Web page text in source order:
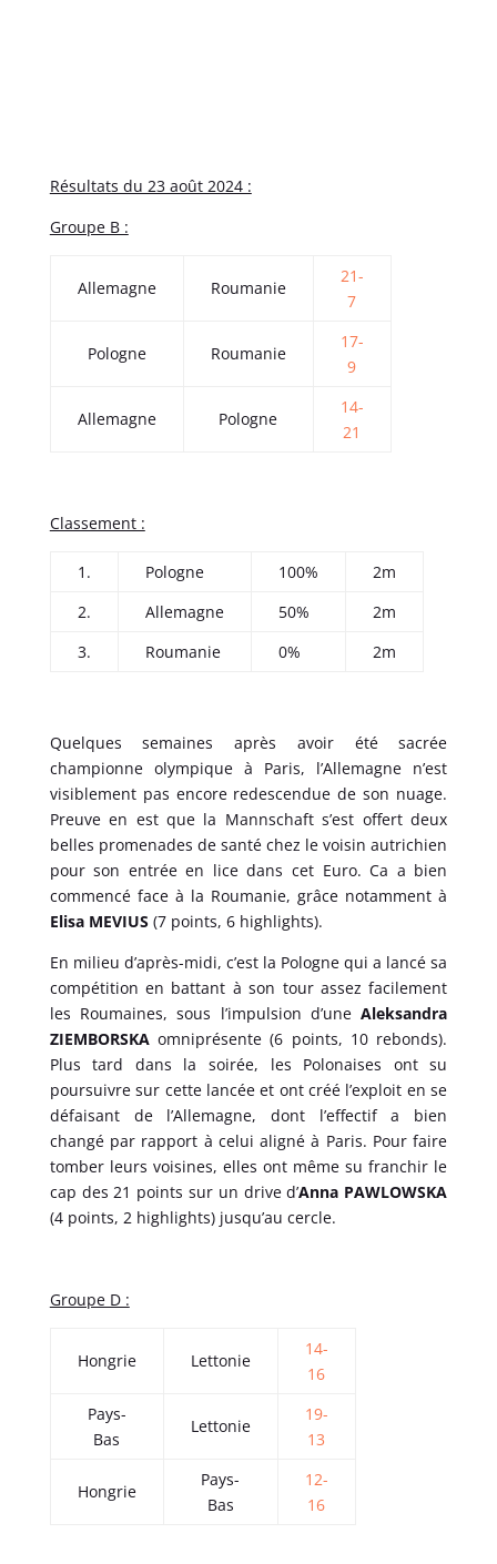
Résultats du 23 août 2024 :
Groupe B :
Allemagne Roumanie
21-
7
Pologne Roumanie
17-
9
Allemagne Pologne
14-
21
Classement :
1. Pologne 100%
2m
2.
Allemagne 50%
2m
3.
Roumanie 0% 2m
Quelques semaines après avoir été sacrée
championne olympique à Paris, l’Allemagne n’est
visiblement pas encore redescendue de son nuage.
Preuve en est que la Mannschaft s’est offert deux
belles promenades de santé chez le voisin autrichien
pour son entrée en lice dans cet Euro. Ca a bien
commencé face à la Roumanie, grâce notamment à
Elisa MEVIUS(7 points, 6 highlights).
En milieu d’après-midi, c’est la Pologne qui a lancé sa
compétition en battant à son tour assez facilement
les Roumaines, sous l’impulsion d’uneAleksandra
ZIEMBORSKAomniprésente (6 points, 10 rebonds).
Plus tard dans la soirée, les Polonaises ont su
poursuivre sur cette lancée et ont créé l’exploit en se
défaisant de l’Allemagne, dont l’effectif a bien
changé par rapport à celui aligné à Paris. Pour faire
tomber leurs voisines, elles ont même su franchir le
cap des 21 points sur un drive d’Anna PAWLOWSKA
(4 points, 2 highlights) jusqu’au cercle.
Groupe D :
Hongrie Lettonie
14-
16
Pays-
Bas
Lettonie
19-
13
Hongrie
Pays-
Bas
12-
16